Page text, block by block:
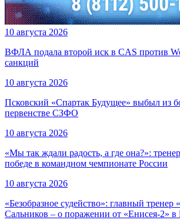
10 августа 2026
ВФЛА подала второй иск в CAS против
санкций
10 августа 2026
Псковский «Спартак Будущее» выбыл из
первенстве СЗФО
10 августа 2026
«Мы так ждали радость, а где она?»:
победе в командном чемпионате России
10 августа 2026
«Безобразное судейство»: главный
Сальников – о поражении от «Енисея-2» в